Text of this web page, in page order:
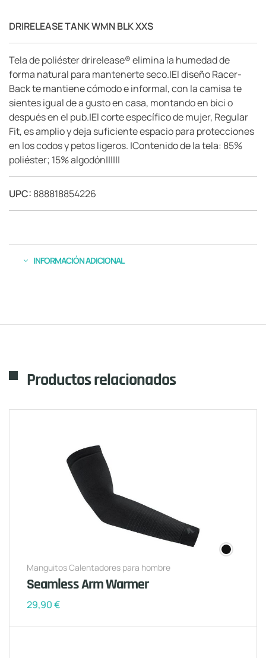
DRIRELEASE TANK WMN BLK XXS
Tela de poliéster drirelease® elimina la humedad de
forma natural para mantenerte seco.|El diseño Racer-
Back te mantiene cómodo e informal, con la camisa te
sientes igual de a gusto en casa, montando en bici o
después en el pub.|El corte específico de mujer, Regular
Fit, es amplio y deja suficiente espacio para protecciones
en los codos y petos ligeros. |Contenido de la tela: 85%
poliéster; 15% algodón||||||
UPC: 888818854226
INFORMACIÓN ADICIONAL
Productos relacionados
Manguitos Calentadores para hombre
Seamless Arm Warmer
29,90€